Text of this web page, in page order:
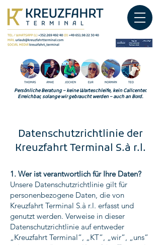
Persönliche Beratung – keine Warteschleife, kein Callcenter.
Erreichbar, solange wir gebraucht werden – auch an Bord.
Datenschutzrichtlinie der
Kreuzfahrt Terminal S.à r.l.
1. Wer ist verantwortlich für Ihre Daten?
Unsere Datenschutzrichtlinie gilt für
personenbezogene Daten, die von
Kreuzfahrt Terminal S.à r.l. erfasst und
genutzt werden. Verweise in dieser
Datenschutzrichtlinie auf entweder
„Kreuzfahrt Terminal“, „KT“, „wir“, „uns“